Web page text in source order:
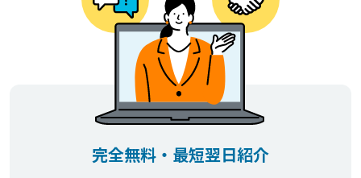
完全無料・最短翌日紹介